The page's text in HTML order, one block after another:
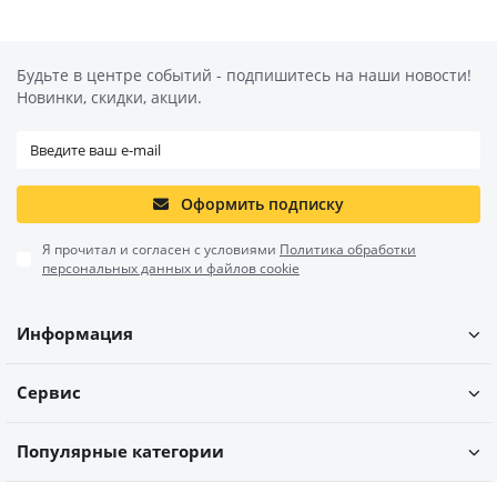
Будьте в центре событий - подпишитесь на наши новости!
Новинки, скидки, акции.
Оформить подписку
Я прочитал и согласен с условиями Политика обработки
персональных данных и файлов cookie
Информация
Сервис
Популярные категории